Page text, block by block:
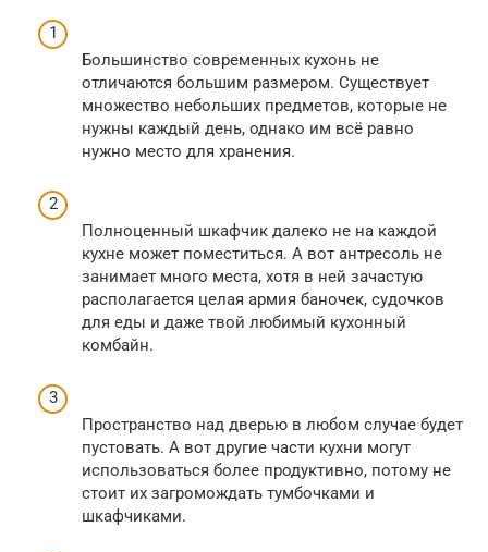
Большинство современных кухонь не
отличаются большим размером. Существует
множество небольших предметов, которые не
нужны каждый день, однако им всё равно
нужно место для хранения.
Полноценный шкафчик далеко не на каждой
кухне может поместиться. А вот антресоль не
занимает много места, хотя в ней зачастую
располагается целая армия баночек, судочков
для еды и даже твой любимый кухонный
комбайн.
Пространство над дверью в любом случае будет
пустовать. А вот другие части кухни могут
использоваться более продуктивно, потому не
стоит их загромождать тумбочками и
шкафчиками.